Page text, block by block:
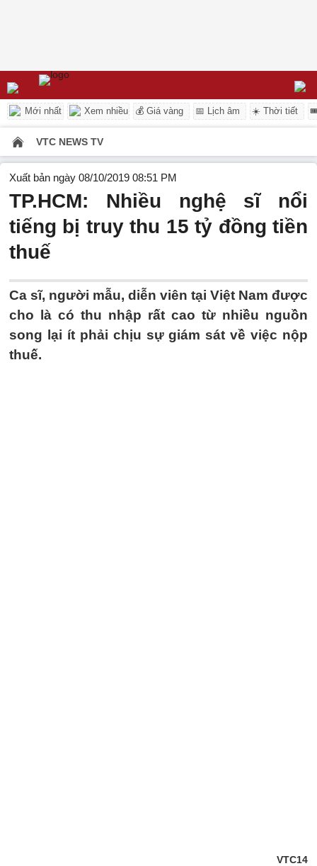
Mới nhất Xem nhiều 💰 Giá vàng 📅 Lịch âm ☀️ Thời tiết
VTC NEWS TV
Xuất bản ngày 08/10/2019 08:51 PM
TP.HCM: Nhiều nghệ sĩ nổi
tiếng bị truy thu 15 tỷ đồng tiền
thuế
Ca sĩ, người mẫu, diễn viên tại Việt Nam được
cho là có thu nhập rất cao từ nhiều nguồn
song lại ít phải chịu sự giám sát về việc nộp
thuế.
VTC14